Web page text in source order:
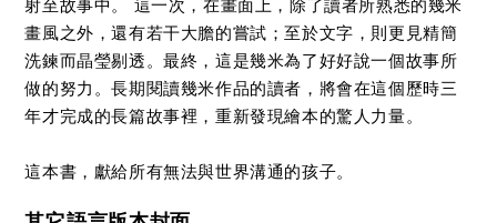
射至故事中。 這一次，在畫面上，除了讀者所熟悉的幾米
畫風之外，還有若干大膽的嘗試；至於文字，則更見精簡
洗鍊而晶瑩剔透。最終，這是幾米為了好好說一個故事所
做的努力。長期閱讀幾米作品的讀者，將會在這個歷時三
年才完成的長篇故事裡，重新發現繪本的驚人力量。
這本書，獻給所有無法與世界溝通的孩子。